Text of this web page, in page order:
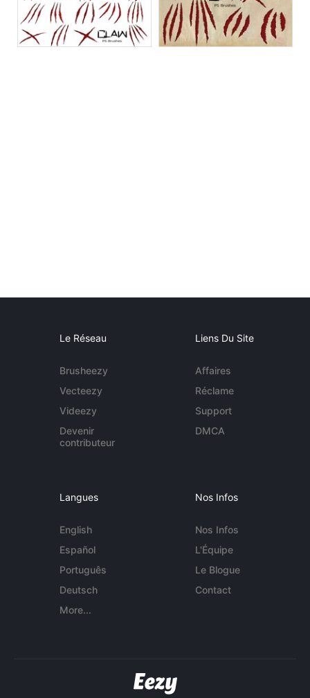
Le Réseau
Brusheezy
Vecteezy
Videezy
Devenir
contributeur
Liens Du Site
Affaires
Réclame
Support
DMCA
Langues
English
Español
Português
Deutsch
More...
Nos Infos
Nos Infos
L'Équipe
Le Blogue
Contact